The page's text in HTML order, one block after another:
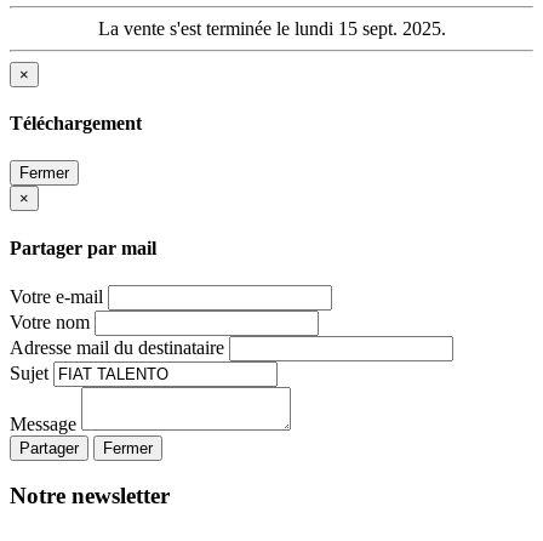
La vente s'est terminée le lundi 15 sept. 2025.
×
Téléchargement
Fermer
×
Partager par mail
Votre e-mail
Votre nom
Adresse mail du destinataire
Sujet
Message
Partager Fermer
Notre newsletter